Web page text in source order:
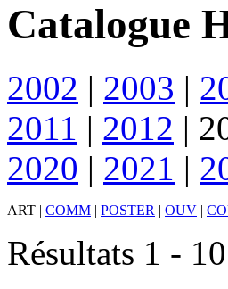
Catalogue
2002 | 2003 |
2011 | 2012 |
2020 | 2021 |
ART | COMM | POSTER | OUV |
Résultats 1 -